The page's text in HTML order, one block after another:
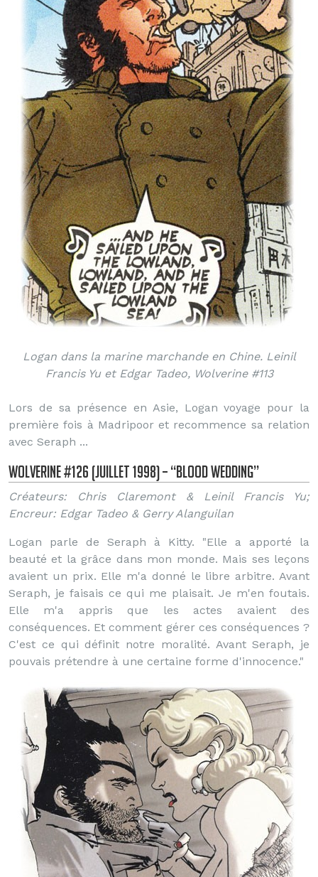
Logan dans la marine marchande en Chine. Leinil
Francis Yu et Edgar Tadeo, Wolverine #113
Lors de sa présence en Asie, Logan voyage pour la
première fois à Madripoor et recommence sa relation
avec Seraph ...
Wolverine #126 (Juillet 1998) – “Blood Wedding”
Créateurs: Chris Claremont & Leinil Francis Yu;
Encreur: Edgar Tadeo & Gerry Alanguilan
Logan parle de Seraph à Kitty. "Elle a apporté la
beauté et la grâce dans mon monde. Mais ses leçons
avaient un prix. Elle m'a donné le libre arbitre. Avant
Seraph, je faisais ce qui me plaisait. Je m'en foutais.
Elle m'a appris que les actes avaient des
conséquences. Et comment gérer ces conséquences ?
C'est ce qui définit notre moralité. Avant Seraph, je
pouvais prétendre à une certaine forme d'innocence."